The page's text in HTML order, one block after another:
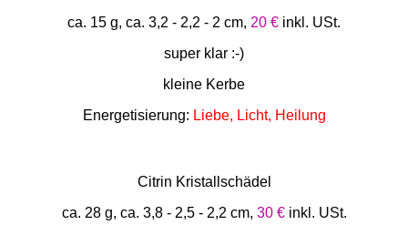
ca. 15 g, ca. 3,2 - 2,2 - 2 cm, 20 € inkl. USt.
super klar :-)
kleine Kerbe
Energetisierung: Liebe, Licht, Heilung
Citrin Kristallschädel
ca. 28 g, ca. 3,8 - 2,5 - 2,2 cm, 30 €inkl. USt.